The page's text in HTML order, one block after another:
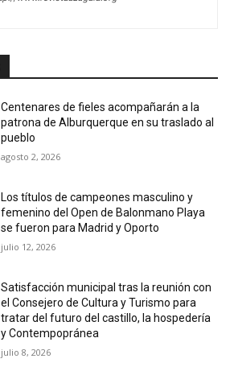
Centenares de fieles acompañarán a la
patrona de Alburquerque en su traslado al
pueblo
agosto 2, 2026
Los títulos de campeones masculino y
femenino del Open de Balonmano Playa
se fueron para Madrid y Oporto
julio 12, 2026
Satisfacción municipal tras la reunión con
el Consejero de Cultura y Turismo para
tratar del futuro del castillo, la hospedería
y Contempopránea
julio 8, 2026